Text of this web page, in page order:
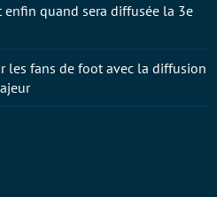
enfin quand sera diffusée la 3e
les fans de foot avec la diffusion